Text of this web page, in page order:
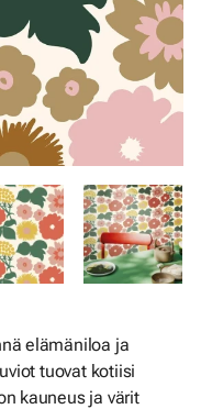
elämäniloa ja
tuovat kotiisi
kauneus ja värit